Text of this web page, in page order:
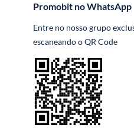
Promobit no WhatsApp
Entre no nosso grupo
escaneando o QR Code